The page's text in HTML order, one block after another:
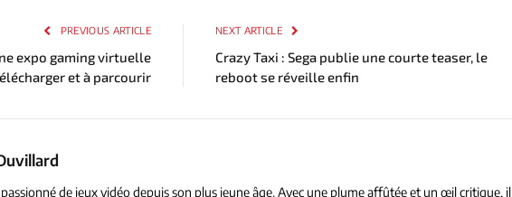
PREVIOUS ARTICLE
expo gaming virtuelle
et à parcourir
NEXT ARTICLE
Crazy Taxi : Sega publie une courte teaser, le
reboot se réveille enfin
de jeux vidéo depuis son plus jeune âge. Avec une plume affûtée et un œil critique, il